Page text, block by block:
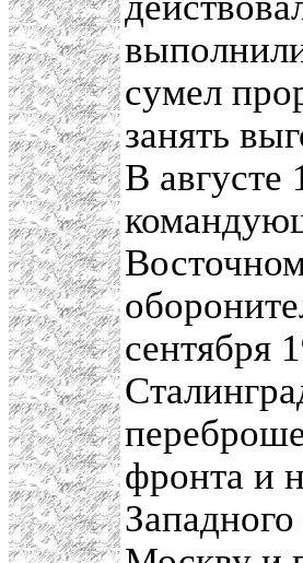
сумел
занять
В августе
сентября
фронта и